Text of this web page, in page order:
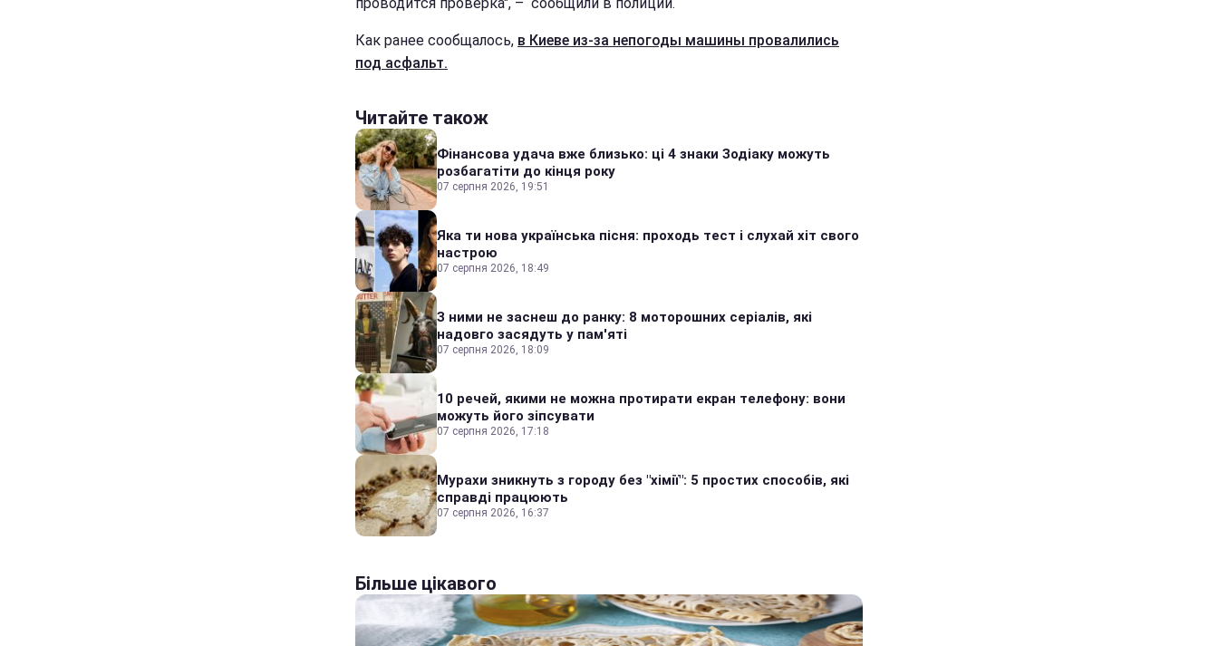
Как ранее сообщалось, в Киеве из-за непогоды машины провалились
под асфальт.
Читайте також
Фінансова удача вже близько: ці 4 знаки Зодіаку можуть
розбагатіти до кінця року
07 серпня 2026, 19:51
Яка ти нова українська пісня: проходь тест і слухай хіт свого
настрою
07 серпня 2026, 18:49
З ними не заснеш до ранку: 8 моторошних серіалів, які
надовго засядуть у пам'яті
07 серпня 2026, 18:09
10 речей, якими не можна протирати екран телефону: вони
можуть його зіпсувати
07 серпня 2026, 17:18
Мурахи зникнуть з городу без "хімії": 5 простих способів, які
справді працюють
07 серпня 2026, 16:37
Більше цікавого